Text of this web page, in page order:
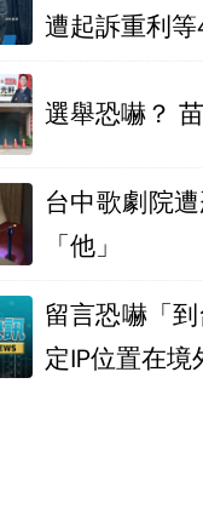
遭起訴重利
選舉恐嚇？
台中歌劇院
「他」
留言恐嚇「
定IP位置在境